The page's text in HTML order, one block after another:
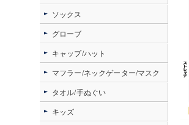
ソックス
グローブ
キャップ/ハット
マフラー/ネックゲーター/マスク
タオル/手ぬぐい
キッズ